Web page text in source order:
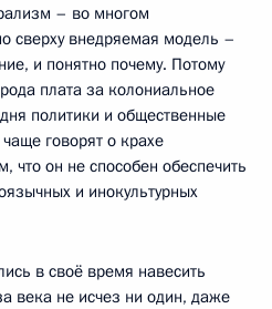
– во многом
сверху внедряемая модель –
и понятно почему. Потому
плата за колониальное
политики и общественные
говорят о крахе
что он не способен обеспечить
и инокультурных
в своё время навесить
века не исчез ни один, даже